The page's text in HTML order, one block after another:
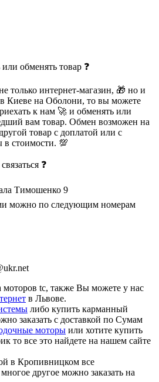
обменять товар ❓
только интернет-магазин, 🎁 но и
Киеве на Оболони, то вы можете
к нам 🚀 и обменять или
вам товар. Обмен возможен на
товар с доплатой или с
в стоимости. 💯
❓
Тимошенко 9
можно по следующим номерам
79-39
tc, также Вы можете у нас
в Львове.
либо купить карманный
заказать с доставкой по Сумам
моторы или хотите купить
то все это найдете на нашем сайте
в Кропивницком все
другое можно заказать на